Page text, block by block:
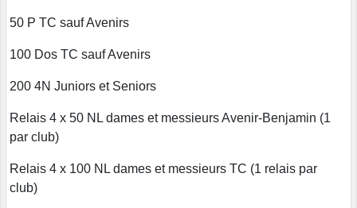
50 P TC sauf Avenirs
100 Dos TC sauf Avenirs
200 4N Juniors et Seniors
Relais 4 x 50 NL dames et messieurs Avenir-Benjamin (1
par club)
Relais 4 x 100 NL dames et messieurs TC (1 relais par
club)